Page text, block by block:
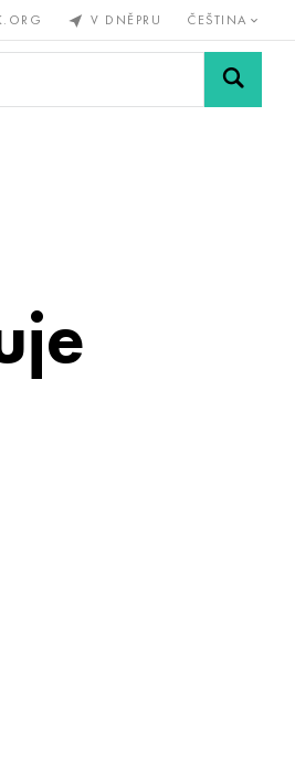
V DNĚPRU ČEŠTINA
Sítě a